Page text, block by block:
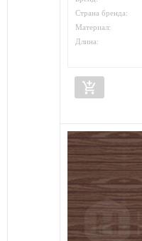
Страна бренда:
Материал:
Длина:
add_shopping_cart